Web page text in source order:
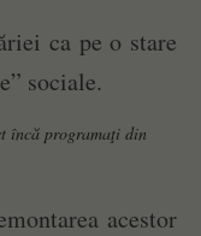
ca pe o stare
sociale.
încă programaţi din
acestor